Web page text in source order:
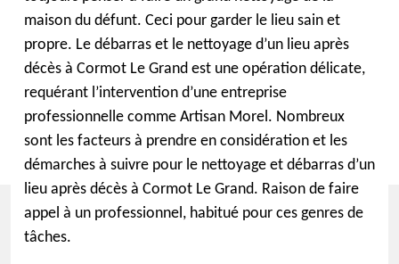
maison du défunt. Ceci pour garder le lieu sain et
propre. Le débarras et le nettoyage d’un lieu après
décès à Cormot Le Grand est une opération délicate,
requérant l’intervention d’une entreprise
professionnelle comme Artisan Morel. Nombreux
sont les facteurs à prendre en considération et les
démarches à suivre pour le nettoyage et débarras d’un
lieu après décès à Cormot Le Grand. Raison de faire
appel à un professionnel, habitué pour ces genres de
tâches.